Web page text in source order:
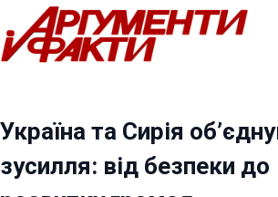
Перейти
до
вмісту
Україна та Сирія
зусилля: від безпеки до